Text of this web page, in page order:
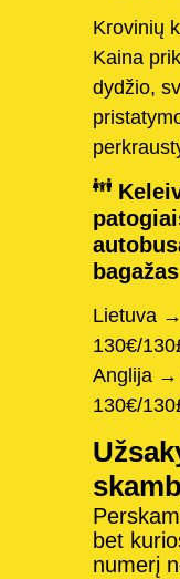
Krovinių
Kaina
dydžio,
Lietuva
130€/
Anglija →
130€/
bet
numerį